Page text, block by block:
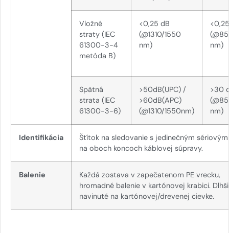
Vložné
straty (IEC
61300-3-4
metóda B)
<0,25 dB
(@1310/1550
nm)
nm)
Spätná
strata (IEC
61300-3-6)
>50dB(UPC) /
>60dB(APC)
(@1310/1550nm)
>30
nm)
Identifikácia
Štítok na sledovanie s jedinečným
na oboch koncoch káblovej súpravy.
Balenie
Každá zostava v zapečatenom PE vrecku,
hromadné balenie v kartónovej krabici.
navinuté na kartónovej/drevenej cievke.